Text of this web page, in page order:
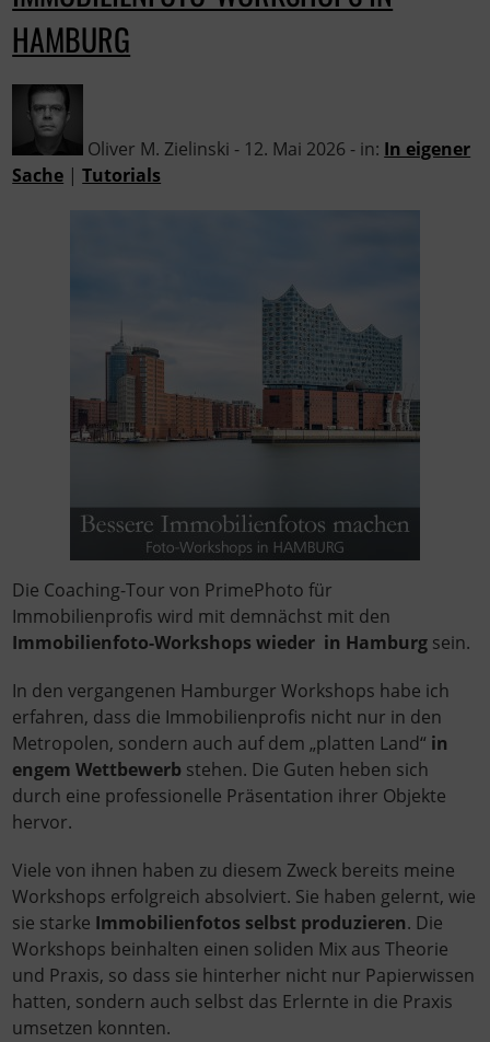
HAMBURG
Oliver M. Zielinski - 12. Mai 2026 - in: In eigener
Sache |Tutorials
Die Coaching-Tour von PrimePhoto für
Immobilienprofis wird mit demnächst mit den
Immobilienfoto-Workshops wieder in Hamburg sein.
In den vergangenen Hamburger Workshops habe ich
erfahren, dass die Immobilienprofis nicht nur in den
Metropolen, sondern auch auf dem „platten Land“ in
engem Wettbewerb stehen. Die Guten heben sich
durch eine professionelle Präsentation ihrer Objekte
hervor.
Viele von ihnen haben zu diesem Zweck bereits meine
Workshops erfolgreich absolviert. Sie haben gelernt, wie
sie starke Immobilienfotos selbst produzieren. Die
Workshops beinhalten einen soliden Mix aus Theorie
und Praxis, so dass sie hinterher nicht nur Papierwissen
hatten, sondern auch selbst das Erlernte in die Praxis
umsetzen konnten.